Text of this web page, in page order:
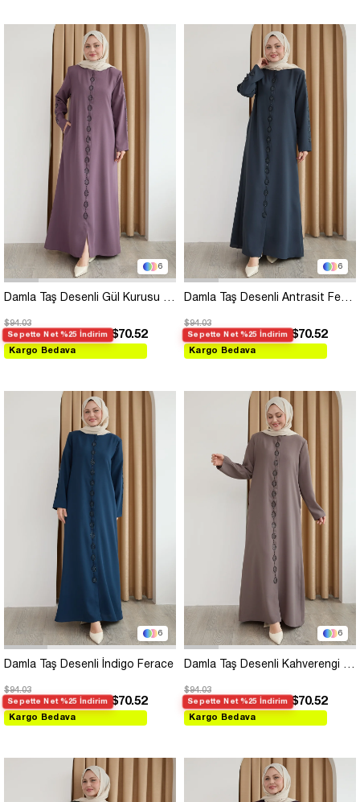
6
$94.03
Sepette Net %25 İndirim $70.52
Kargo Bedava
6
$94.03
Sepette Net %25 İndirim $70.52
Kargo Bedava
6
Damla Taş Desenli İndigo Ferace
$94.03
Sepette Net %25 İndirim $70.52
Kargo Bedava
6
$94.03
Sepette Net %25 İndirim $70.52
Kargo Bedava